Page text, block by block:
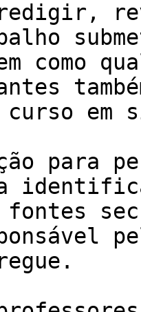
como
em
para